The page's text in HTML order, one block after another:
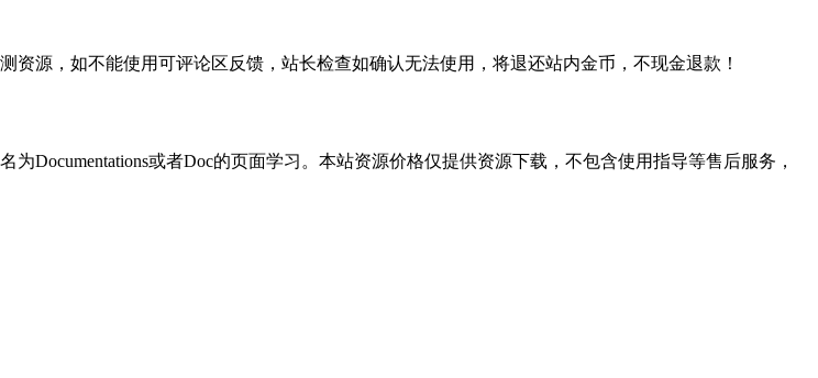
源，如不能使用可评论区反馈，站长检查如确认无法使用，将退还站内金币，不现金退款！
Documentations或者Doc的页面学习。本站资源价格仅提供资源下载，不包含使用指导等售后服务，